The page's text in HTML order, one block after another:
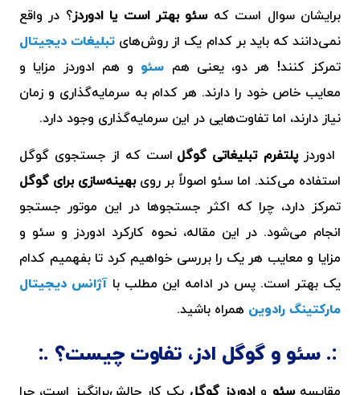
برایشان سوال است کهسئو بهتر است یا ادوردز؟ در واقع
نمی‌دانند که باید بر کدام‌ یک از روش‌های تبلیغات دیجیتال
تمرکز کنند! هر دو، یعنی هم سئو و هم ادوردز مزایا و
معایب خاص خود را دارند. هر کدام به سرمایه‌گذاری و زمان
نیاز دارند، اما تفاوت‌هایی در این سرمایه‌گذاری وجود دارد.
ادوردزپلتفرم تبلیغاتی گوگل است که از جستجوی گوگل
استفاده می‌کند. اما سئو اصولاً بر رویبهینه‌سازی برای گوگل
تمرکز دارد، چرا که اکثر جستجوها در این موتور جستجو
انجام می‌شود. در این مقاله، نحوه کارکرد ادوردز و سئو و
مزایا و معایب هر یک را بررسی خواهیم کرد تا بفهمیم کدام‌
یک بهتر است. پس در ادامه این مطلب با آژانس دیجیتال
مارکتینگ رادوین همراه باشید.
سئو و گوگل ادز، تفاوت چیست؟
مقایسهسئو و ادوردز گوگل یک کار چالش‌برانگیز است، چرا